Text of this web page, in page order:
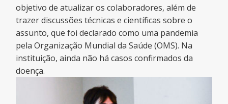
objetivo de atualizar os colaboradores, além de
trazer discussões técnicas e científicas sobre o
assunto, que foi declarado como uma pandemia
pela Organização Mundial da Saúde (OMS). Na
instituição, ainda não há casos confirmados da
doença.